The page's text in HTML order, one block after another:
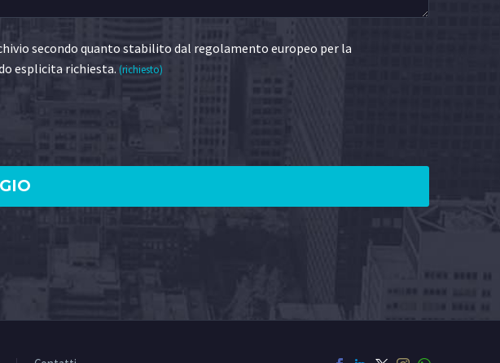
secondo quanto stabilito dal regolamento europeo per la
esplicita richiesta. (richiesto)